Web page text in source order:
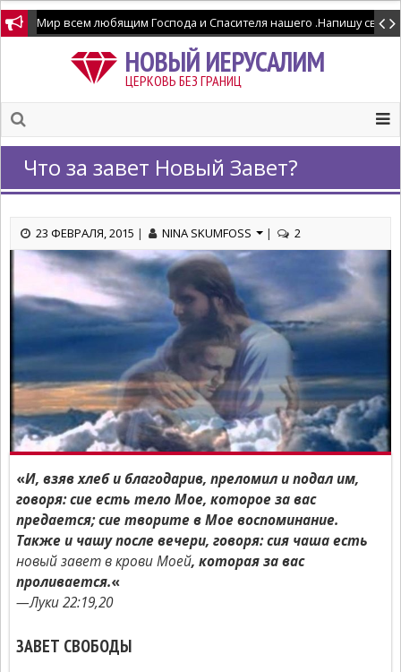
Мир всем любящим Господа и Спасителя нашего .Напишу
НОВЫЙ ИЕРУСАЛИМ
ЦЕРКОВЬ БЕЗ ГРАНИЦ
Что за завет Новый Завет?
23 ФЕВРАЛЯ, 2015 | NINA SKUMFOSS | 2
«И, взяв хлеб и благодарив, преломил и подал им,
говоря: сие есть тело Мое, которое за вас
предается; сие творите в Мое воспоминание.
Также и чашу после вечери, говоря: сия чаша есть
новый завет в крови Моей, которая за вас
проливается.«
—Луки 22:19,20
ЗАВЕТ СВОБОДЫ